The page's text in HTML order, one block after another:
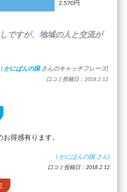
2,570円
ですが、地域の人と交流が
( かにぱんの国 さんのキャッチフレーズ)
口コミ投稿日：2018.2.12
得感有ります。
( かにぱんの国 さん)
口コミ投稿日：2018.2.12